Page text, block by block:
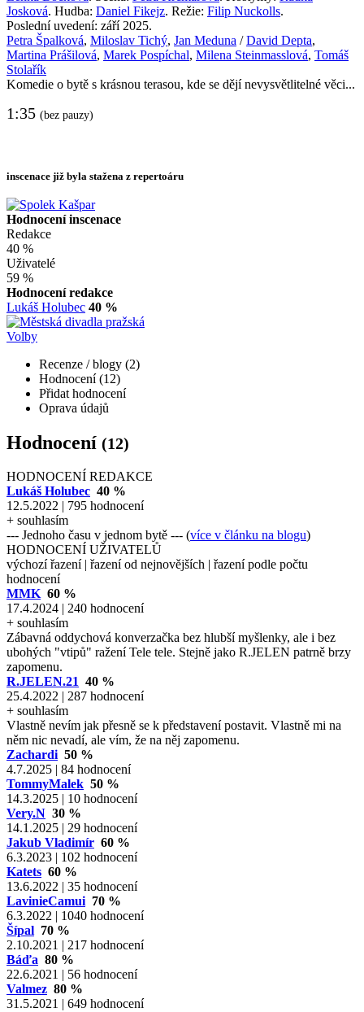
Josková. Hudba: Daniel Fikejz. Režie: Filip Nuckolls.
Poslední uvedení: září 2025.
Petra Špalková, Miloslav Tichý, Jan Meduna /David Depta,
Martina Prášilová, Marek Pospíchal, Milena Steinmasslová, Tomáš
Stolařík
Komedie o bytě s krásnou terasou, kde se dějí nevysvětlitelné věci...
1:35 (bez pauzy)
inscenace již byla stažena z repertoáru
Hodnocení inscenace
Redakce
40 %
Uživatelé
59 %
Hodnocení redakce
Lukáš Holubec 40 %
Volby
Recenze / blogy (2)
Hodnocení (12)
Přidat hodnocení
Oprava údajů
Hodnocení (12)
HODNOCENÍ REDAKCE
Lukáš Holubec 40 %
12.5.2022 | 795 hodnocení
+ souhlasím
--- Jednoho času v jednom bytě --- (více v článku na blogu)
HODNOCENÍ UŽIVATELŮ
výchozí řazení| řazení od nejnovějších | řazení podle počtu
hodnocení
MMK60 %
17.4.2024 | 240 hodnocení
+ souhlasím
Zábavná oddychová konverzačka bez hlubší myšlenky, ale i bez
ubohých "vtipů" ražení Tele tele. Stejně jako R.JELEN patrně brzy
zapomenu.
R.JELEN.21 40 %
25.4.2022 | 287 hodnocení
+ souhlasím
Vlastně nevím jak přesně se k představení postavit. Vlastně mi na
něm nic nevadí, ale vím, že na něj zapomenu.
Zachardi50 %
4.7.2025 | 84 hodnocení
TommyMalek 50 %
14.3.2025 | 10 hodnocení
Very.N 30 %
14.1.2025 | 29 hodnocení
Jakub Vladimír 60 %
6.3.2023 | 102 hodnocení
Katets 60 %
13.6.2022 | 35 hodnocení
LavinieCamui70 %
6.3.2022 | 1040 hodnocení
Šípal 70 %
2.10.2021 | 217 hodnocení
Báďa 80 %
22.6.2021 | 56 hodnocení
Valmez 80 %
31.5.2021 | 649 hodnocení